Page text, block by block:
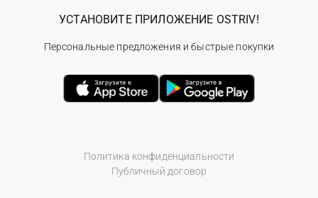
Политика конфиденциальности
Публичный договор
УСТАНОВИТЕ ПРИЛОЖЕНИЕ OSTRIV!
Персональные предложения и быстрые покупки